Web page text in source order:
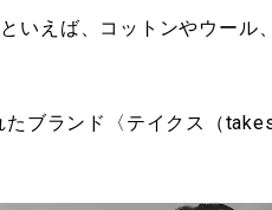
いえば、コットンやウール
ブランド〈テイクス（